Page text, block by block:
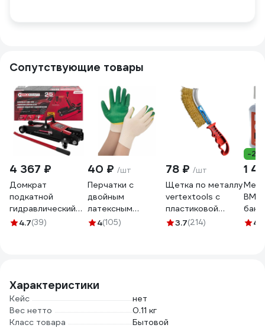
Сопутствующие товары
4 367 ₽
Домкрат
подкатной
гидравлический
Forcekraft 2.5 т (h
4.7(39)
40 ₽ /шт
Перчатки с
двойным
латексным
обливом Gigant 13
4(105)
78 ₽ /шт
Щетка по металлу
vertextools с
пластиковой
ручкой 1212-01
3.7(214)
-21%
1
4.4
Характеристики
Кейс
нет
Вес нетто
0.11 кг
Класс товара
Бытовой